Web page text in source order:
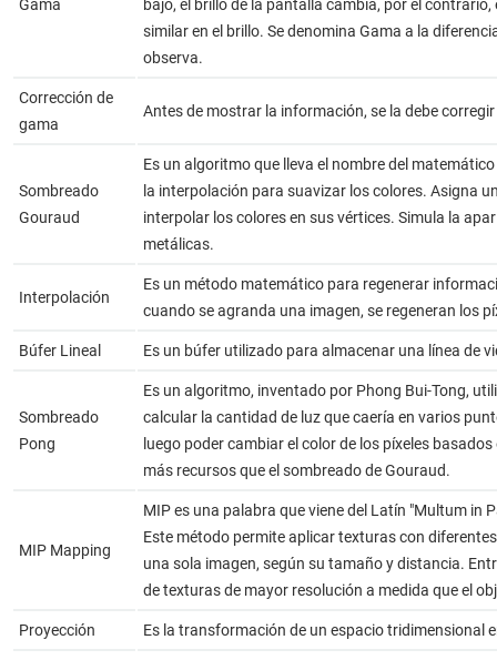
Gama
bajo, el brillo de la pantalla cambia, por el
similar en el brillo. Se denomina Gama a la
observa.
Corrección de
gama
Antes de mostrar la información, se la debe
Sombreado
Gouraud
Es un algoritmo que lleva el nombre del
la interpolación para suavizar los colores. Asigna
interpolar los colores en sus vértices. Simula la
metálicas.
Interpolación
Es un método matemático para regenerar
cuando se agranda una imagen, se regeneran los
Búfer Lineal Es un búfer utilizado para almacenar una línea de
Sombreado
Pong
Es un algoritmo, inventado por Phong Bui-Tong,
calcular la cantidad de luz que caería en varios
luego poder cambiar el color de los píxeles
más recursos que el sombreado de Gouraud.
MIP Mapping
MIP es una palabra que viene del Latín "Multum in
Este método permite aplicar texturas con
una sola imagen, según su tamaño y distancia.
de texturas de mayor resolución a medida que el
Proyección Es la transformación de un espacio tridimensional